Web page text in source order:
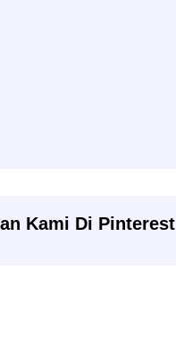
Kami Di Pinterest